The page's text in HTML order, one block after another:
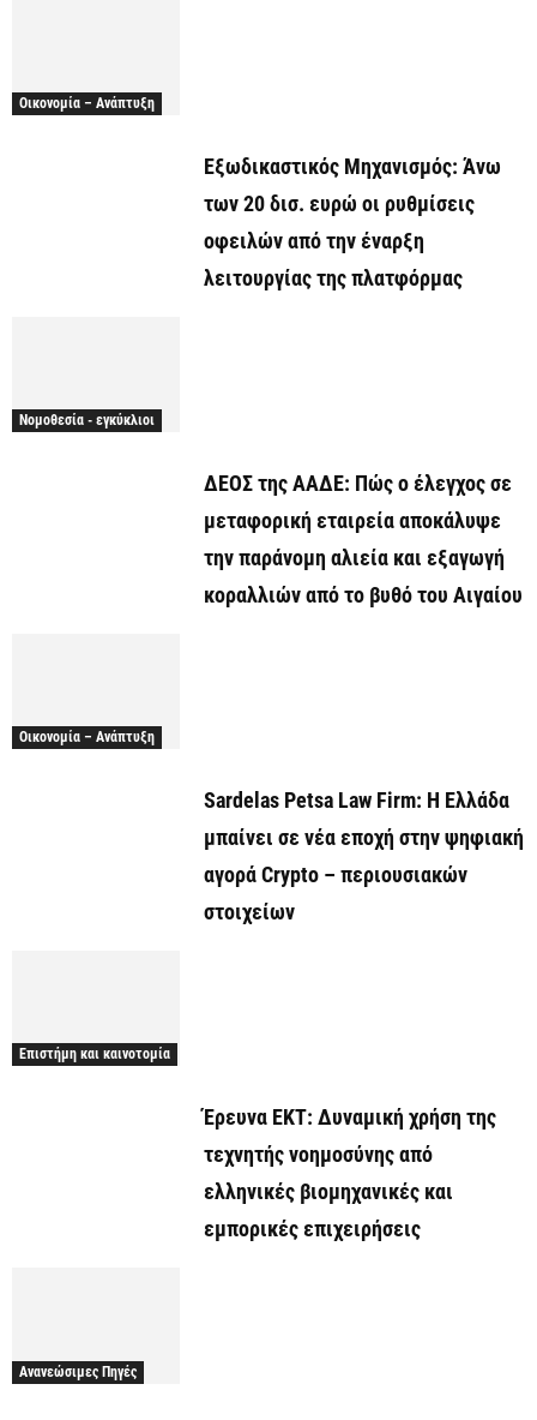
Οικονομία – Ανάπτυξη
Εξωδικαστικός Μηχανισμός: Άνω
των 20 δισ. ευρώ οι ρυθμίσεις
οφειλών από την έναρξη
λειτουργίας της πλατφόρμας
Νομοθεσία - εγκύκλιοι
ΔΕΟΣ της ΑΑΔΕ: Πώς ο έλεγχος σε
μεταφορική εταιρεία αποκάλυψε
την παράνομη αλιεία και εξαγωγή
κοραλλιών από το βυθό του Αιγαίου
Οικονομία – Ανάπτυξη
Sardelas Petsa Law Firm: Η Ελλάδα
μπαίνει σε νέα εποχή στην ψηφιακή
αγορά Crypto – περιουσιακών
στοιχείων
Επιστήμη και καινοτομία
Έρευνα ΕΚΤ: Δυναμική χρήση της
τεχνητής νοημοσύνης από
ελληνικές βιομηχανικές και
εμπορικές επιχειρήσεις
Ανανεώσιμες Πηγές